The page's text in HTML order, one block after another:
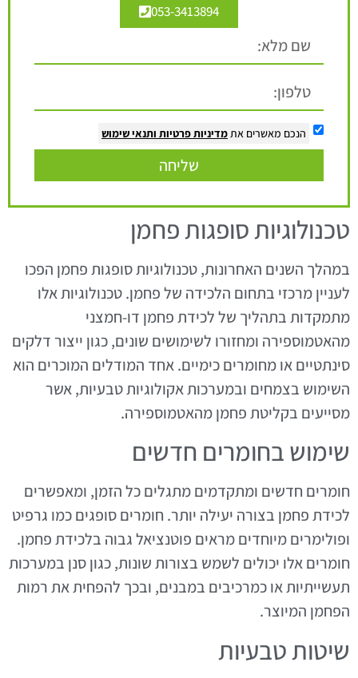
053-3413894
הנכם מאשרים את מדיניות פרטיות ותנאי שימוש
שליחה
טכנולוגיות סופגות פחמן
במהלך השנים האחרונות, טכנולוגיות סופגות פחמן הפכו
לעניין מרכזי בתחום הלכידה של פחמן. טכנולוגיות אלו
מתמקדות בתהליך של לכידת פחמן דו-חמצני
מהאטמוספירה ומחזורו לשימושים שונים, כגון ייצור דלקים
סינתטיים או מחומרים כימיים. אחד המודלים המוכרים הוא
השימוש בצמחים ובמערכות אקולוגיות טבעיות, אשר
מסייעים בקליטת פחמן מהאטמוספירה.
שימוש בחומרים חדשים
חומרים חדשים ומתקדמים מתגלים כל הזמן, ומאפשרים
לכידת פחמן בצורה יעילה יותר. חומרים סופגים כמו גרפיט
ופולימרים מיוחדים מראים פוטנציאל גבוה בלכידת פחמן.
חומרים אלו יכולים לשמש בצורות שונות, כגון סנן במערכות
תעשייתיות או כמרכיבים במבנים, ובכך להפחית את רמות
הפחמן המיוצר.
שיטות טבעיות